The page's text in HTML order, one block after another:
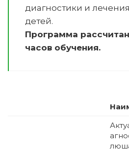
диагностики и
детей.
Программа
часов обучения.